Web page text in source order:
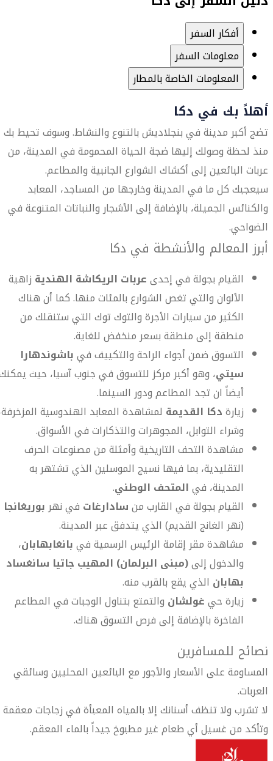
أفكار السفر
معلومات السفر
المعلومات الخاصة بالمطار
أهلاً بك في دكا
تضج أكبر مدينة في بنجلاديش بالتنوع والنشاط. وسوف تحيط بك
منذ لحظة وصولك إليها ضجة الحياة المحمومة في المدينة، من
عربات البائعين إلى أكشاك الشوارع الجانبية والمطاعم.
سيعجبك كل ما في المدينة وخارجها من المساجد، المعابد
والكنائس الجميلة، بالإضافة إلى الأشجار والنباتات المتنوعة في
الضواحي.
أبرز المعالم والأنشطة في دكا
القيام بجولة في إحدىعربات الريكاشة الهندية زاهية
الألوان والتي تغص الشوارع بالمئات منها. كما أن هناك
الكثير من سيارات الأجرة والتوك توك التي ستنقلك من
منطقة إلى منطقة بسعر منخفض للغاية.
التسوق ضمن أجواء الراحة والتكييف فيباشوندهارا
سيتي، وهو أكبر مركز للتسوق في جنوب آسيا، حيث
أيضاً ان تجد المطاعم ودور السينما.
زيارةدكا القديمة لمشاهدة المعابد الهندوسية
وشراء التوابل، المجوهرات والتذكارات في الأسواق.
مشاهدة التحف التاريخية وأمثلة من مصنوعات الحرف
التقليدية، بما فيها نسيج الموسلين الذي تشتهر به
المدينة، فيالمتحف الوطني.
القيام بجولة في القارب منسادارغات في نهر بوريغانجا
(نهر الغانج القديم) الذي يتدفق عبر المدينة.
مشاهدة مقر إقامة الرئيس الرسمية فيبانغابهابان،
والدخول إلى(مبنى البرلمان) المهيب جاتيا سانغساد
بهابان الذي يقع بالقرب منه.
زيارة حيغولشان والتمتع بتناول الوجبات في المطاعم
الفاخرة بالإضافة إلى فرص التسوق هناك.
نصائح للمسافرين
المساومة على الأسعار والأجور مع البائعين المحليين وسائقي
العربات.
لا تشرب ولا تنظف أسنانك إلا بالمياه المعبأة في زجاجات معقمة
وتأكد من غسيل أي طعام غير مطبوخ جيداً بالماء المعقم.